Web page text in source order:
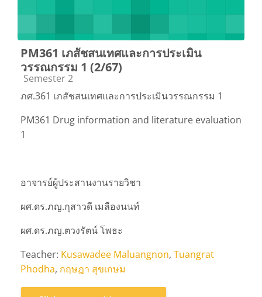
PM361 เภสัชสนเทศและการประเมิน
วรรณกรรม 1 (2/67)
Course category
Semester 2
ภศ.361 เภสัชสนเทศและการประเมินวรรณกรรม 1
PM361 Drug information and literature evaluation
1
อาจารย์ผู้ประสานงานรายวิชา
ผศ.ดร.ภญ.กุสาวดี เมลืองนนท์
ผศ.ดร.ภญ.ตวงรัตน์ โพธะ
Teacher: Kusawadee Maluangnon, Tuangrat
Phodha, กฤษฎา สุขเกษม